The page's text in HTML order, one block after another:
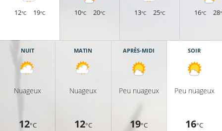
12°C 19°C 10°C 20°C 13°C 25°C 16°C 28
NUIT
Nuageux
12°C
MATIN
Nuageux
12°C
APRÈS-MIDI
Peu nuageux
19°C
SOIR
Peu nuageux
16°C